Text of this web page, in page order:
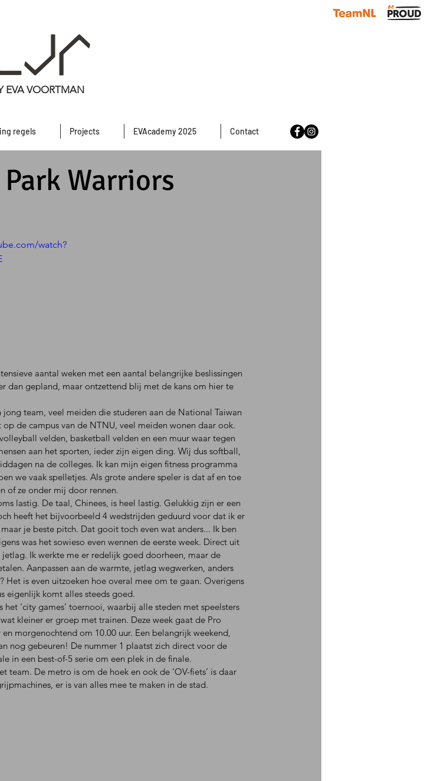
EVA VOORTMAN
regels Projects EVAcademy 2025 Contact
Warriors
watch?
aantal weken met een aantal belangrijke beslissingen
dan gepland, maar ontzettend blij met de kans om hier te
jong team, veel meiden die studeren aan de National Taiwan
de campus van de NTNU, veel meiden wonen daar ook.
velden, basketball velden en een muur waar tegen
aan het sporten, ieder zijn eigen ding. Wij dus softball,
na de colleges. Ik kan mijn eigen fitness programma
we vaak spelletjes. Als grote andere speler is dat af en toe
of ze onder mij door rennen.
lastig. De taal, Chinees, is heel lastig. Gelukkig zijn er een
heeft het bijvoorbeeld 4 wedstrijden geduurd voor dat ik er
je beste pitch. Dat gooit toch even wat anders... Ik ben
was het sowieso even wennen de eerste week. Direct uit
Ik werkte me er redelijk goed doorheen, maar de
Aanpassen aan de warmte, jetlag wegwerken, anders
is even uitzoeken hoe overal mee om te gaan. Overigens
eigenlijk komt alles steeds goed.
‘city games’ toernooi, waarbij alle steden met speelsters
kleiner er groep met trainen. Deze week gaat de Pro
morgenochtend om 10.00 uur. Een belangrijk weekend,
nog gebeuren! De nummer 1 plaatst zich direct voor de
in een best-of-5 serie om een plek in de finale.
team. De metro is om de hoek en ook de ‘OV-fiets’ is daar
er is van alles mee te maken in de stad.